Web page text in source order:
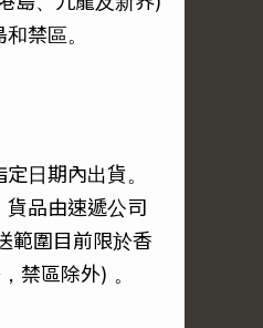
禁區。
日期內出貨。
貨品由速遞公司
範圍目前限於香
禁區除外) 。